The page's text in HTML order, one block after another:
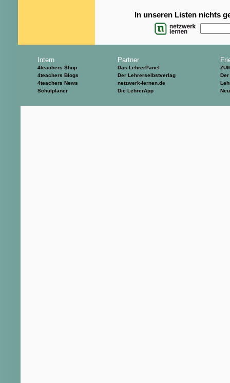
In unseren Listen nichts
Intern
4teachers Shop
4teachers Blogs
4teachers News
Schulplaner
Partner
Das LehrerPanel
Der Lehrerselbstverlag
netzwerk-lernen.de
Die LehrerApp